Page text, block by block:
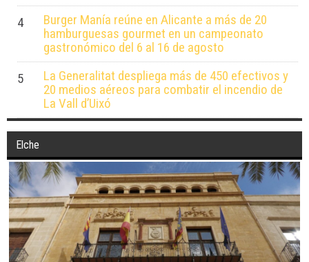
4
Burger Manía reúne en Alicante a más de 20
hamburguesas gourmet en un campeonato
gastronómico del 6 al 16 de agosto
5
La Generalitat despliega más de 450 efectivos y
20 medios aéreos para combatir el incendio de
La Vall d’Uixó
Elche